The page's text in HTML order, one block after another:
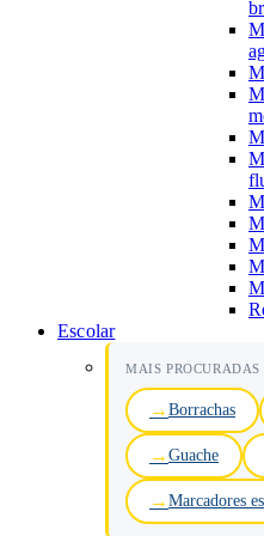
Escolar
MAIS PROCURADAS
Borrachas
Guache
Marcadores